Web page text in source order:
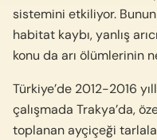
sistemini etkiliyor.
habitat kaybı, yanlış
konu da arı ölümlerinin
Türkiye’de 2012-2016
çalışmada Trakya’da,
toplanan ayçiçeği